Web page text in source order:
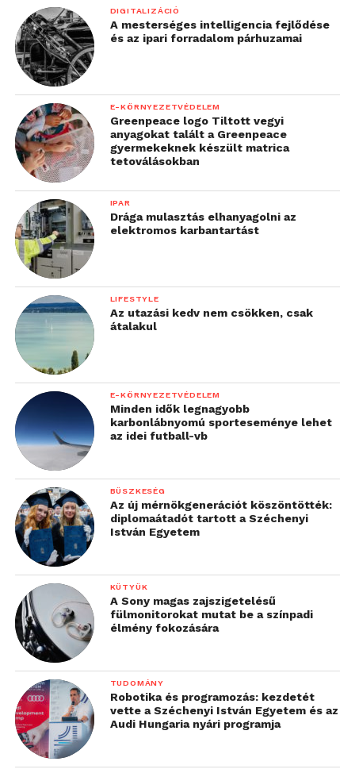
DIGITALIZÁCIÓ
A mesterséges intelligencia fejlődése
és az ipari forradalom párhuzamai
E-KÖRNYEZETVÉDELEM
Greenpeace logo Tiltott vegyi
anyagokat talált a Greenpeace
gyermekeknek készült matrica
tetoválásokban
IPAR
Drága mulasztás elhanyagolni az
elektromos karbantartást
LIFESTYLE
Az utazási kedv nem csökken, csak
átalakul
E-KÖRNYEZETVÉDELEM
Minden idők legnagyobb
karbonlábnyomú sporteseménye lehet
az idei futball-vb
BÜSZKESÉG
Az új mérnökgenerációt köszöntötték:
diplomaátadót tartott a Széchenyi
István Egyetem
KÜTYÜK
A Sony magas zajszigetelésű
fülmonitorokat mutat be a színpadi
élmény fokozására
TUDOMÁNY
Robotika és programozás: kezdetét
vette a Széchenyi István Egyetem és az
Audi Hungaria nyári programja